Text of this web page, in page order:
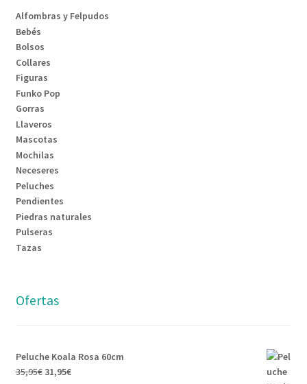
Alfombras y Felpudos
Bebés
Bolsos
Collares
Figuras
Funko Pop
Gorras
Llaveros
Mascotas
Mochilas
Neceseres
Peluches
Pendientes
Piedras naturales
Pulseras
Tazas
Ofertas
Peluche Koala Rosa 60cm
35,95€31,95€